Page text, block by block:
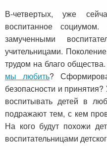
В-четвертых, уже
воспитанное
замученными
учительницами.
трудом на благо
мы любить?
безопасности и
воспитывать детей в
подражают тем, с кем
На кого будут похожи
воспитательницами